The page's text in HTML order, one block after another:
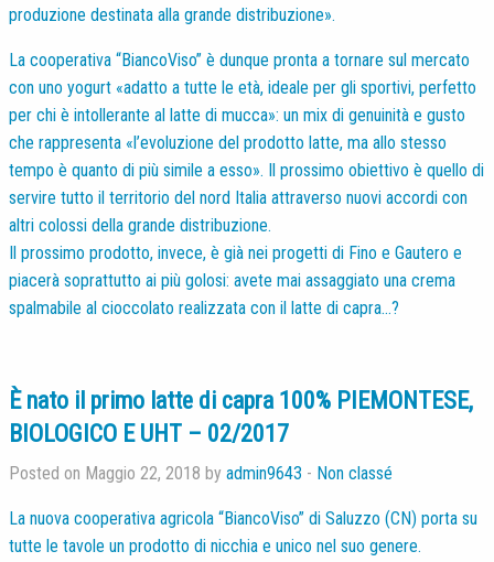
produzione destinata alla grande distribuzione».
La cooperativa “BiancoViso” è dunque pronta a tornare sul mercato
con uno yogurt «adatto a tutte le età, ideale per gli sportivi, perfetto
per chi è intollerante al latte di mucca»: un mix di genuinità e gusto
che rappresenta «l’evoluzione del prodotto latte, ma allo stesso
tempo è quanto di più simile a esso». Il prossimo obiettivo è quello di
servire tutto il territorio del nord Italia attraverso nuovi accordi con
altri colossi della grande distribuzione.
Il prossimo prodotto, invece, è già nei progetti di Fino e Gautero e
piacerà soprattutto ai più golosi: avete mai assaggiato una crema
spalmabile al cioccolato realizzata con il latte di capra…?
È nato il primo latte di capra 100% PIEMONTESE,
BIOLOGICO E UHT – 02/2017
Posted on Maggio 22, 2018 by admin9643 - Non classé
La nuova cooperativa agricola “BiancoViso” di Saluzzo (CN) porta su
tutte le tavole un prodotto di nicchia e unico nel suo genere.